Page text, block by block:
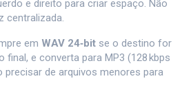
e direito para criar espaço. Não
centralizada.
em WAV 24‑bit se o destino for
e converta para MP3 (128 kbps
precisar de arquivos menores para